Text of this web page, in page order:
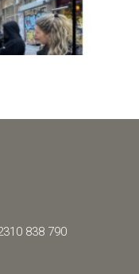
838 790